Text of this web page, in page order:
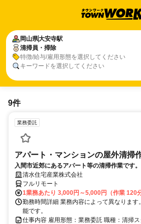
岡山県大安寺駅
清掃員・掃除
特徴/給与/雇用形態を選択してください
キーワードを選択してください
9件
業務委託
アパート・マンションの屋外清掃
入間市近郊にあるアパート等の清掃作業です。
清水住宅産業株式会社
フルリモート
1業務あたり 3,000円～5,000円（作業 120分
勤務時間詳細 業務内容によって異なりま
能です。
仕事内容 雇用形態：業務委託 職種：清掃